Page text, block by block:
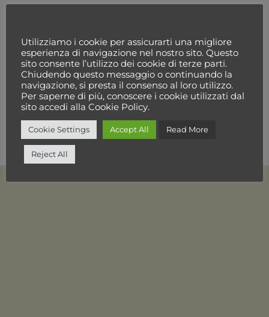
Utilizziamo i cookie per assicurarti una migliore
esperienza di navigazione nel nostro sito. Questo
sito consente l’utilizzo dei cookie di terze parti.
Chiudendo questo messaggio o continuando la
navigazione, si presta il consenso al loro utilizzo.
Per saperne di più, conoscere i cookie utilizzati dal
sito accedi alla Cookie Policy.
Cookie Settings Accept All Read More
Reject All